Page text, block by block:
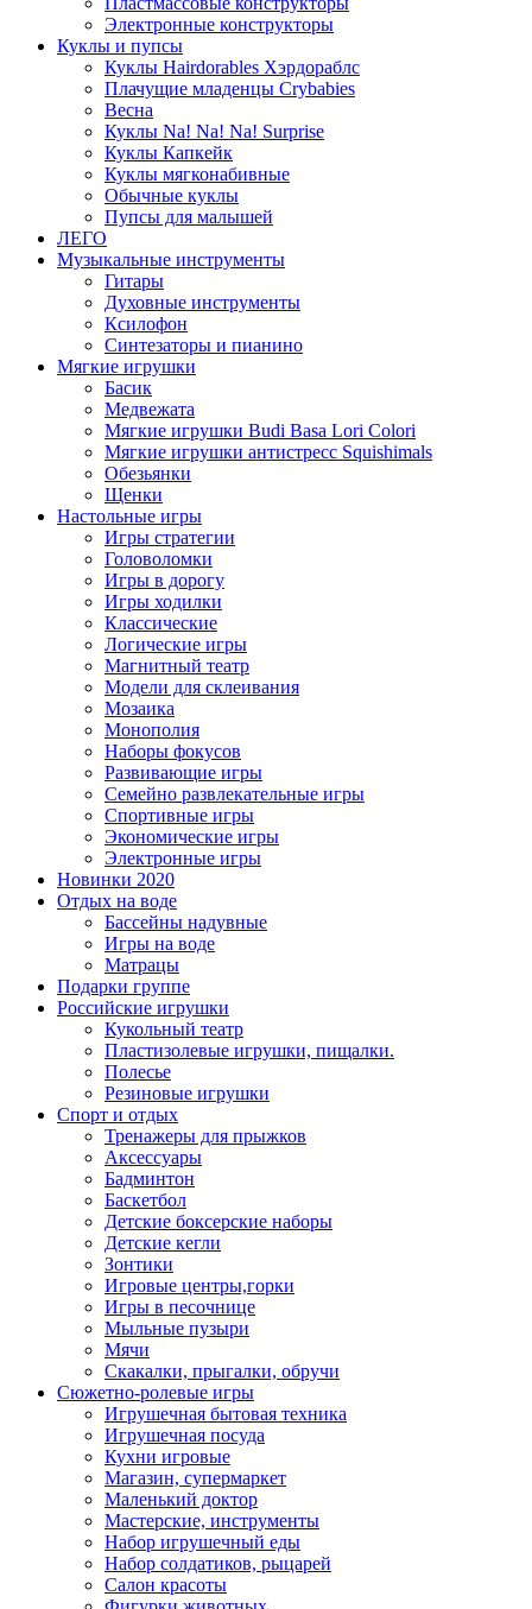
Электронные конструкторы
Куклы и пупсы
Куклы Hairdorables Хэрдораблс
Плачущие младенцы Crybabies
Весна
Куклы Na! Na! Na! Surprise
Куклы Капкейк
Куклы мягконабивные
Обычные куклы
Пупсы для малышей
ЛЕГО
Музыкальные инструменты
Гитары
Духовные инструменты
Ксилофон
Синтезаторы и пианино
Мягкие игрушки
Басик
Медвежата
Мягкие игрушки Budi Basa Lori Colori
Мягкие игрушки антистресс Squishimals
Обезьянки
Щенки
Настольные игры
Игры стратегии
Головоломки
Игры в дорогу
Игры ходилки
Классические
Логические игры
Магнитный театр
Модели для склеивания
Мозаика
Монополия
Наборы фокусов
Развивающие игры
Семейно развлекательные игры
Спортивные игры
Экономические игры
Электронные игры
Новинки 2020
Отдых на воде
Бассейны надувные
Игры на воде
Матрацы
Подарки группе
Российские игрушки
Кукольный театр
Пластизолевые игрушки, пищалки.
Полесье
Резиновые игрушки
Спорт и отдых
Тренажеры для прыжков
Аксессуары
Бадминтон
Баскетбол
Детские боксерские наборы
Детские кегли
Зонтики
Игровые центры,горки
Игры в песочнице
Мыльные пузыри
Мячи
Скакалки, прыгалки, обручи
Сюжетно-ролевые игры
Игрушечная бытовая техника
Игрушечная посуда
Кухни игровые
Магазин, супермаркет
Маленький доктор
Мастерские, инструменты
Набор игрушечный еды
Набор солдатиков, рыцарей
Салон красоты